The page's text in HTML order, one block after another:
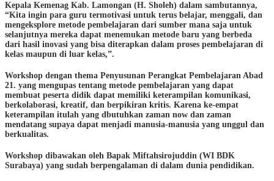
Kepala Kemenag Kab. Lamongan (H. Sholeh) dalam sambutannya,
“Kita ingin para guru termotivasi untuk terus belajar, menggali, dan
mengeksplore metode pembelajaran dari sumber mana saja untuk
selanjutnya mereka dapat menemukan metode baru yang berbeda
dari hasil inovasi yang bisa diterapkan dalam proses pembelajaran di
kelas maupun di luar kelas,”.
Workshop dengan thema Penyusunan Perangkat Pembelajaran Abad
21. yang mengupas tentang metode pembelajaran yang dapat
membuat peserta didik dapat memiliki keterampilan komunikasi,
berkolaborasi, kreatif, dan berpikiran kritis. Karena ke-empat
keterampilan itulah yang dbutuhkan zaman now dan zaman
mendatang supaya dapat menjadi manusia-manusia yang unggul dan
berkualitas.
Workshop dibawakan oleh Bapak Miftahsirojuddin (WI BDK
Surabaya) yang sudah berpengalaman di dalam dunia pendidikan.